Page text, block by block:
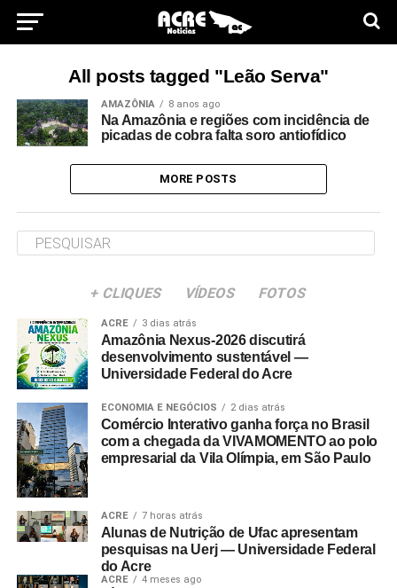
All posts tagged "Leão Serva"
AMAZÔNIA 8 anos ago
Na Amazônia e regiões com incidência de
picadas de cobra falta soro antiofídico
MORE POSTS
+ CLIQUES VÍDEOS FOTOS
ACRE 3 dias atrás
Amazônia Nexus-2026 discutirá
desenvolvimento sustentável —
Universidade Federal do Acre
ECONOMIA E NEGÓCIOS 2 dias atrás
Comércio Interativo ganha força no Brasil
com a chegada da VIVAMOMENTO ao polo
empresarial da Vila Olímpia, em São Paulo
ACRE 7 horas atrás
Alunas de Nutrição de Ufac apresentam
pesquisas na Uerj — Universidade Federal
do Acre
ACRE 4 meses ago